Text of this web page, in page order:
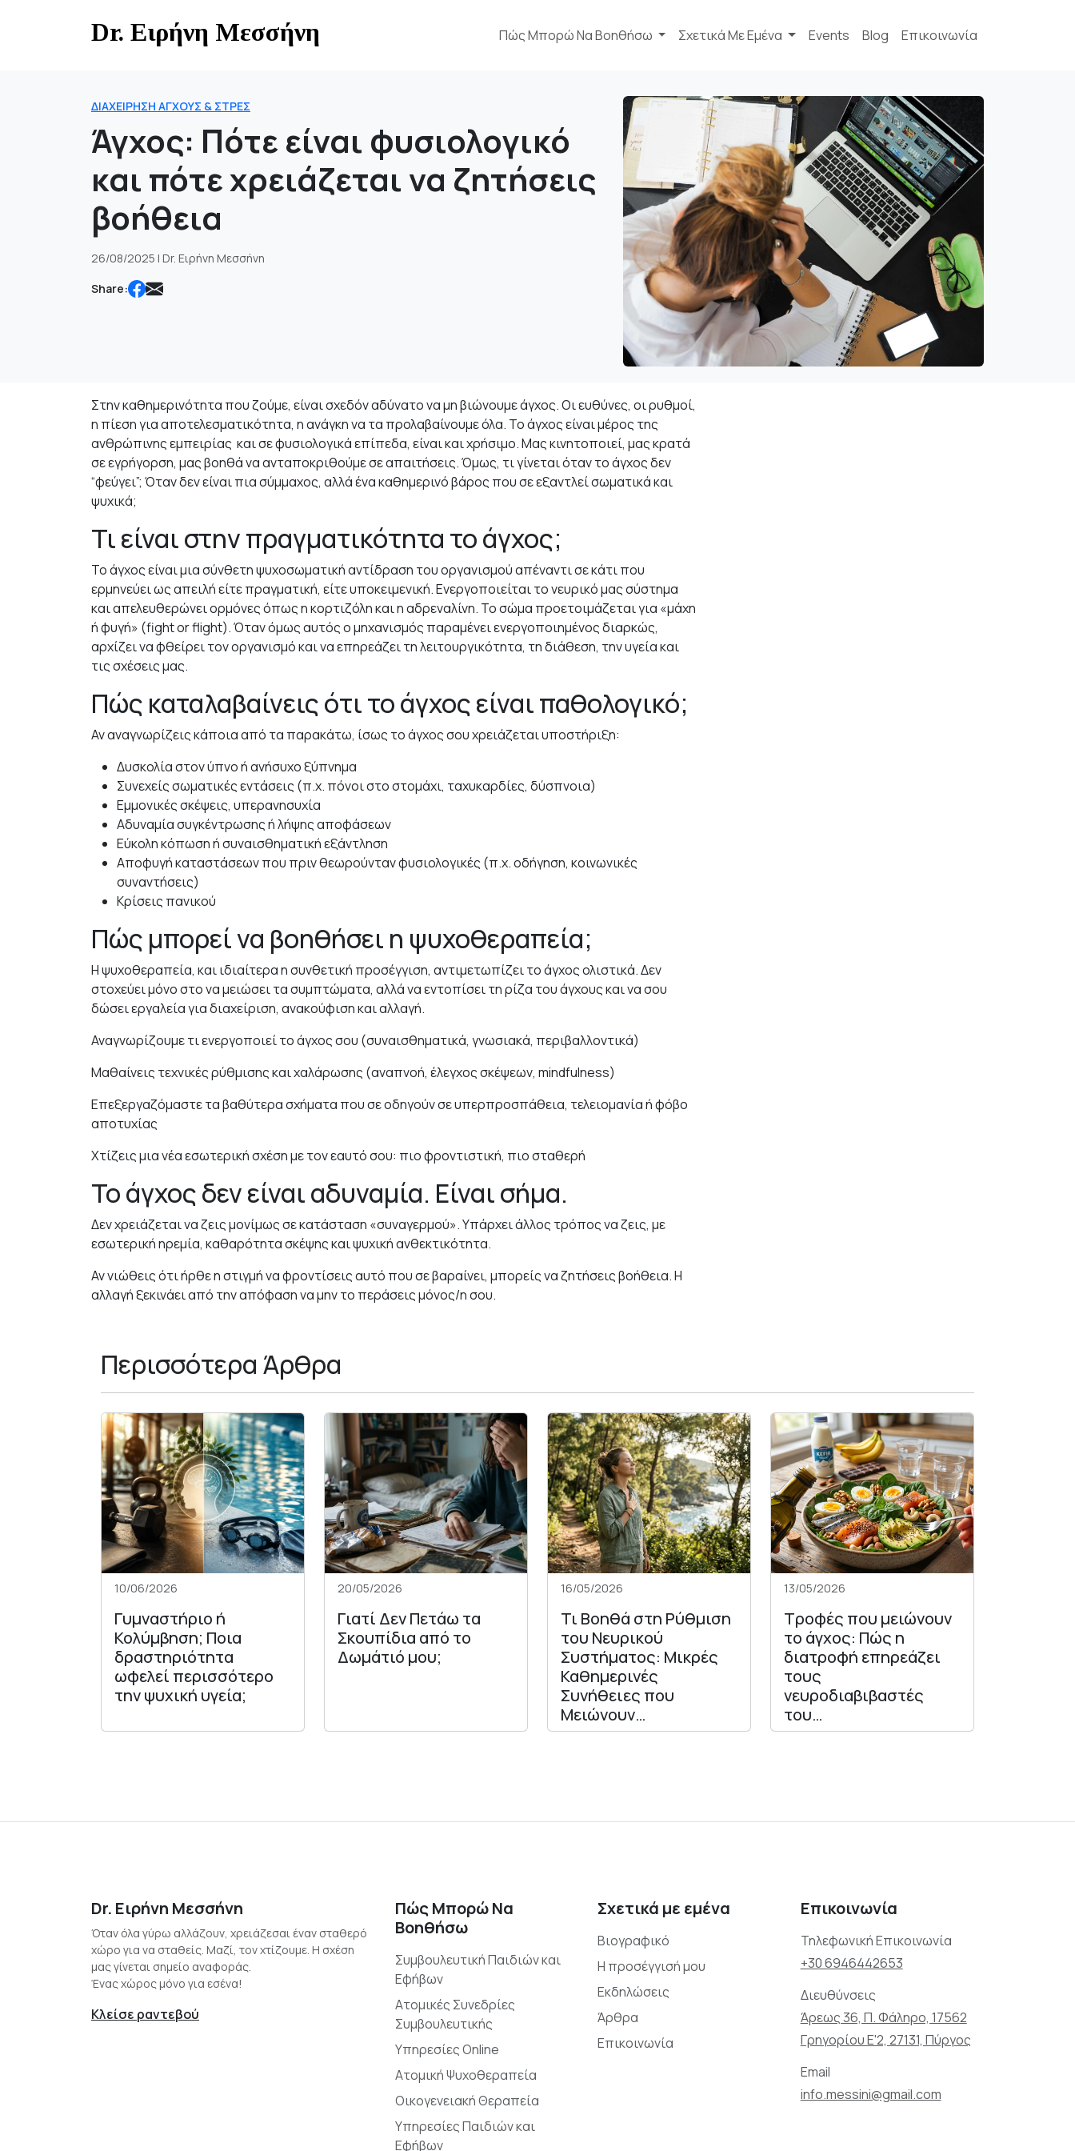
Dr. Ειρήνη Μεσσήνη Πώς Μπορώ Να Βοηθήσω Σχετικά Με Εμένα Events Blog Επικοινωνία
ΔΙΑΧΕΊΡΗΣΗ ΆΓΧΟΥΣ & ΣΤΡΕΣ
Άγχος: Πότε είναι φυσιολογικό
και πότε χρειάζεται να ζητήσεις
βοήθεια
26/08/2025 | Dr. Ειρήνη Μεσσήνη
Share:
Στην καθημερινότητα που ζούμε, είναι σχεδόν αδύνατο να μη βιώνουμε άγχος. Οι ευθύνες, οι ρυθμοί,
η πίεση για αποτελεσματικότητα, η ανάγκη να τα προλαβαίνουμε όλα. Το άγχος είναι μέρος της
ανθρώπινης εμπειρίας και σε φυσιολογικά επίπεδα, είναι και χρήσιμο. Μας κινητοποιεί, μας κρατά
σε εγρήγορση, μας βοηθά να ανταποκριθούμε σε απαιτήσεις. Όμως, τι γίνεται όταν το άγχος δεν
“φεύγει”; Όταν δεν είναι πια σύμμαχος, αλλά ένα καθημερινό βάρος που σε εξαντλεί σωματικά και
ψυχικά;
Τι είναι στην πραγματικότητα το άγχος;
Το άγχος είναι μια σύνθετη ψυχοσωματική αντίδραση του οργανισμού απέναντι σε κάτι που
ερμηνεύει ως απειλή είτε πραγματική, είτε υποκειμενική. Ενεργοποιείται το νευρικό μας σύστημα
και απελευθερώνει ορμόνες όπως η κορτιζόλη και η αδρεναλίνη. Το σώμα προετοιμάζεται για «μάχη
ή φυγή» (fight or flight). Όταν όμως αυτός ο μηχανισμός παραμένει ενεργοποιημένος διαρκώς,
αρχίζει να φθείρει τον οργανισμό και να επηρεάζει τη λειτουργικότητα, τη διάθεση, την υγεία και
τις σχέσεις μας.
Πώς καταλαβαίνεις ότι το άγχος είναι παθολογικό;
Αν αναγνωρίζεις κάποια από τα παρακάτω, ίσως το άγχος σου χρειάζεται υποστήριξη:
Δυσκολία στον ύπνο ή ανήσυχο ξύπνημα
Συνεχείς σωματικές εντάσεις (π.χ. πόνοι στο στομάχι, ταχυκαρδίες, δύσπνοια)
Εμμονικές σκέψεις, υπερανησυχία
Αδυναμία συγκέντρωσης ή λήψης αποφάσεων
Εύκολη κόπωση ή συναισθηματική εξάντληση
Αποφυγή καταστάσεων που πριν θεωρούνταν φυσιολογικές (π.χ. οδήγηση, κοινωνικές
συναντήσεις)
Κρίσεις πανικού
Πώς μπορεί να βοηθήσει η ψυχοθεραπεία;
Η ψυχοθεραπεία, και ιδιαίτερα η συνθετική προσέγγιση, αντιμετωπίζει το άγχος ολιστικά. Δεν
στοχεύει μόνο στο να μειώσει τα συμπτώματα, αλλά να εντοπίσει τη ρίζα του άγχους και να σου
δώσει εργαλεία για διαχείριση, ανακούφιση και αλλαγή.
Αναγνωρίζουμε τι ενεργοποιεί το άγχος σου (συναισθηματικά, γνωσιακά, περιβαλλοντικά)
Μαθαίνεις τεχνικές ρύθμισης και χαλάρωσης (αναπνοή, έλεγχος σκέψεων, mindfulness)
Επεξεργαζόμαστε τα βαθύτερα σχήματα που σε οδηγούν σε υπερπροσπάθεια, τελειομανία ή φόβο
αποτυχίας
Χτίζεις μια νέα εσωτερική σχέση με τον εαυτό σου: πιο φροντιστική, πιο σταθερή
Το άγχος δεν είναι αδυναμία. Είναι σήμα.
Δεν χρειάζεται να ζεις μονίμως σε κατάσταση «συναγερμού». Υπάρχει άλλος τρόπος να ζεις, με
εσωτερική ηρεμία, καθαρότητα σκέψης και ψυχική ανθεκτικότητα.
Αν νιώθεις ότι ήρθε η στιγμή να φροντίσεις αυτό που σε βαραίνει, μπορείς να ζητήσεις βοήθεια. Η
αλλαγή ξεκινάει από την απόφαση να μην το περάσεις μόνος/η σου.
Περισσότερα Άρθρα
10/06/2026
Γυμναστήριο ή
Κολύμβηση; Ποια
δραστηριότητα
ωφελεί περισσότερο
την ψυχική υγεία;
20/05/2026
Γιατί Δεν Πετάω τα
Σκουπίδια από το
Δωμάτιό μου;
16/05/2026
Τι Βοηθά στη Ρύθμιση
του Νευρικού
Συστήματος: Μικρές
Καθημερινές
Συνήθειες που
Μειώνουν…
13/05/2026
Τροφές που μειώνουν
το άγχος: Πώς η
διατροφή επηρεάζει
τους
νευροδιαβιβαστές
του…
Dr. Ειρήνη Μεσσήνη
Όταν όλα γύρω αλλάζουν, χρειάζεσαι έναν σταθερό
χώρο για να σταθείς. Μαζί, τον χτίζουμε. Η σχέση
μας γίνεται σημείο αναφοράς.
Ένας χώρος μόνο για εσένα!
Κλείσε ραντεβού
Πώς Μπορώ Να
Βοηθήσω
Συμβουλευτική Παιδιών και
Εφήβων
Ατομικές Συνεδρίες
Συμβουλευτικής
Υπηρεσίες Online
Ατομική Ψυχοθεραπεία
Οικογενειακή Θεραπεία
Υπηρεσίες Παιδιών και
Εφήβων
Σχετικά με εμένα
Βιογραφικό
Η προσέγγισή μου
Εκδηλώσεις
Άρθρα
Επικοινωνία
Επικοινωνία
Τηλεφωνική Επικοινωνία
+30 6946442653
Διευθύνσεις
Άρεως 36, Π. Φάληρο, 17562
Γρηγορίου Ε'2, 27131, Πύργος
Email
info.messini@gmail.com